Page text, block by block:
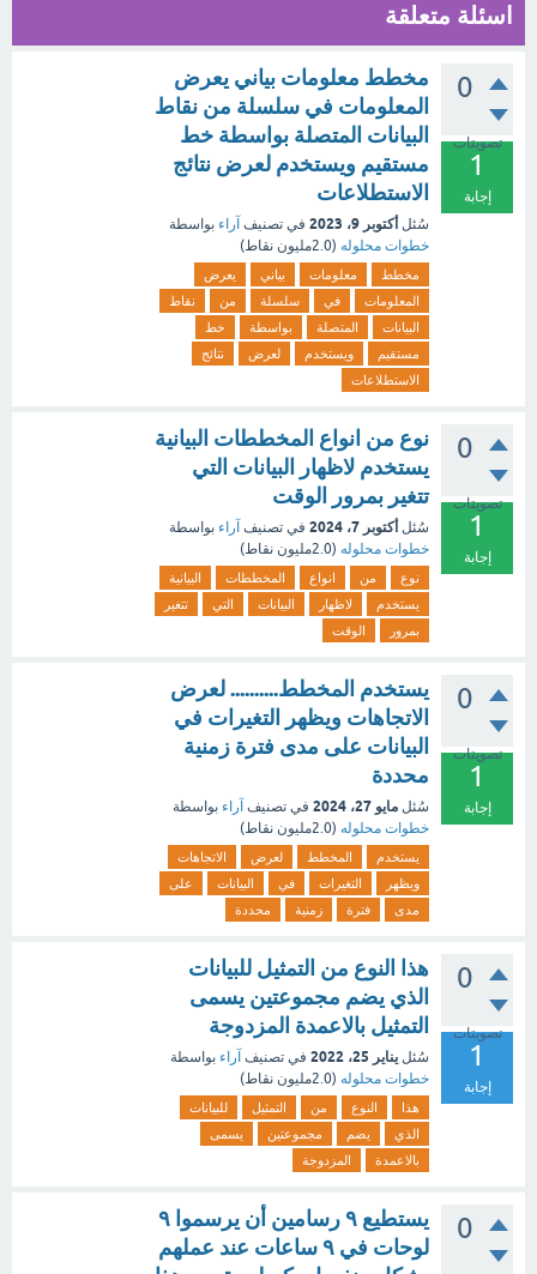
اسئلة متعلقة
0
تصويتات
1
إجابة
مخطط معلومات بياني يعرض
المعلومات في سلسلة من نقاط
البيانات المتصلة بواسطة خط
مستقيم ويستخدم لعرض نتائج
الاستطلاعات
سُئل أكتوبر 9، 2023 في تصنيف آراء بواسطة
خطوات محلوله (2.0مليون نقاط)
مخطط معلومات بياني
يعرض
المعلومات
في سلسلة من
نقاط
البيانات
المتصلة بواسطة
خط
مستقيم
ويستخدم لعرض
نتائج
الاستطلاعات
0
تصويتات
1
إجابة
نوع من انواع المخططات البيانية
يستخدم لاظهار البيانات التي
تتغير بمرور الوقت
سُئل أكتوبر 7، 2024 في تصنيف آراء بواسطة
خطوات محلوله (2.0مليون نقاط)
نوع من انواع المخططات
البيانية
يستخدم
لاظهار البيانات التي
تتغير
بمرور
الوقت
0
تصويتات
1
إجابة
يستخدم المخطط.......... لعرض
الاتجاهات ويظهر التغيرات في
البيانات على مدى فترة زمنية
محددة
سُئل مايو 27، 2024 في تصنيف آراء بواسطة
خطوات محلوله (2.0مليون نقاط)
يستخدم المخطط لعرض
الاتجاهات
ويظهر
التغيرات في البيانات
على
مدى
فترة زمنية محددة
0
تصويتات
1
إجابة
هذا النوع من التمثيل للبيانات
الذي يضم مجموعتين يسمى
التمثيل بالاعمدة المزدوجة
سُئل يناير 25، 2022 في تصنيف آراء بواسطة
خطوات محلوله (2.0مليون نقاط)
هذا النوع من التمثيل
للبيانات
الذي
يضم مجموعتين
يسمى
بالاعمدة
المزدوجة
0
يستطيع ٩ رسامين أن يرسموا ٩
لوحات في ٩ ساعات عند عملهم